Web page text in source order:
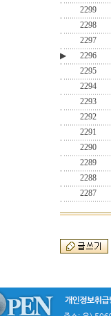
2299
2298
2297
▶
2296
2295
2294
2293
2292
2291
2290
2289
2288
2287